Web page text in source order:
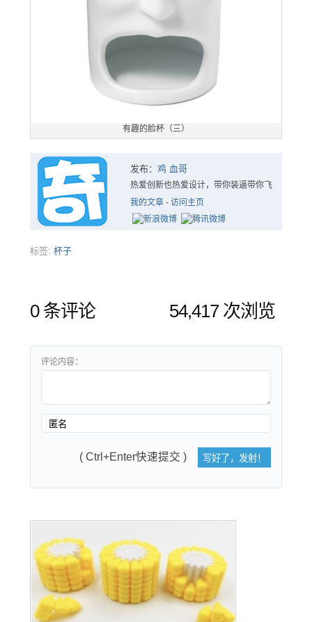
有趣的脸杯（三）
发布： 鸡 血哥
热爱创新也热爱设计，带你装逼带你飞
我的文章- 访问主页
标签: 杯子
0 条评论 54,417 次浏览
评论内容：
( Ctrl+Enter快速提交 )